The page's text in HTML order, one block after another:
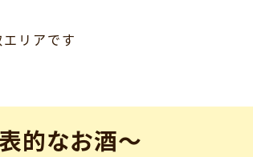
エリアです
的なお酒～